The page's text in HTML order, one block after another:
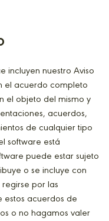
incluyen nuestro Aviso
el acuerdo completo
el objeto del mismo y
acuerdos,
de cualquier tipo
software está
puede estar sujeto
o se incluye con
por las
estos acuerdos de
o no hagamos valer